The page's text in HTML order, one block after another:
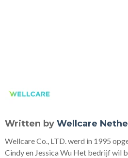
Written by Wellcare
Wellcare Co., LTD. werd in 1995
Cindy en Jessica Wu Het bedrijf wil